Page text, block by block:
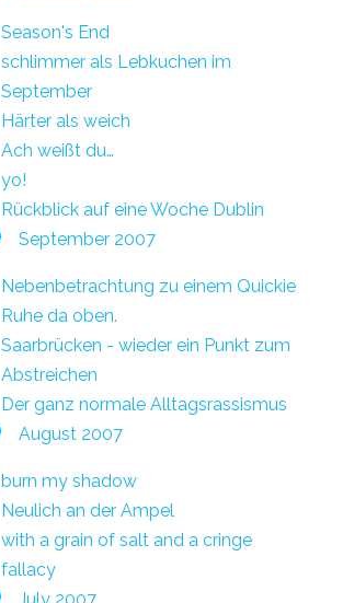
Season's End
schlimmer als Lebkuchen im
September
Härter als weich
Ach weißt du…
yo!
Rückblick auf eine Woche Dublin
September 2007
Nebenbetrachtung zu einem Quickie
Ruhe da oben.
Saarbrücken - wieder ein Punkt zum
Abstreichen
Der ganz normale Alltagsrassismus
August 2007
burn my shadow
Neulich an der Ampel
with a grain of salt and a cringe
fallacy
July 2007